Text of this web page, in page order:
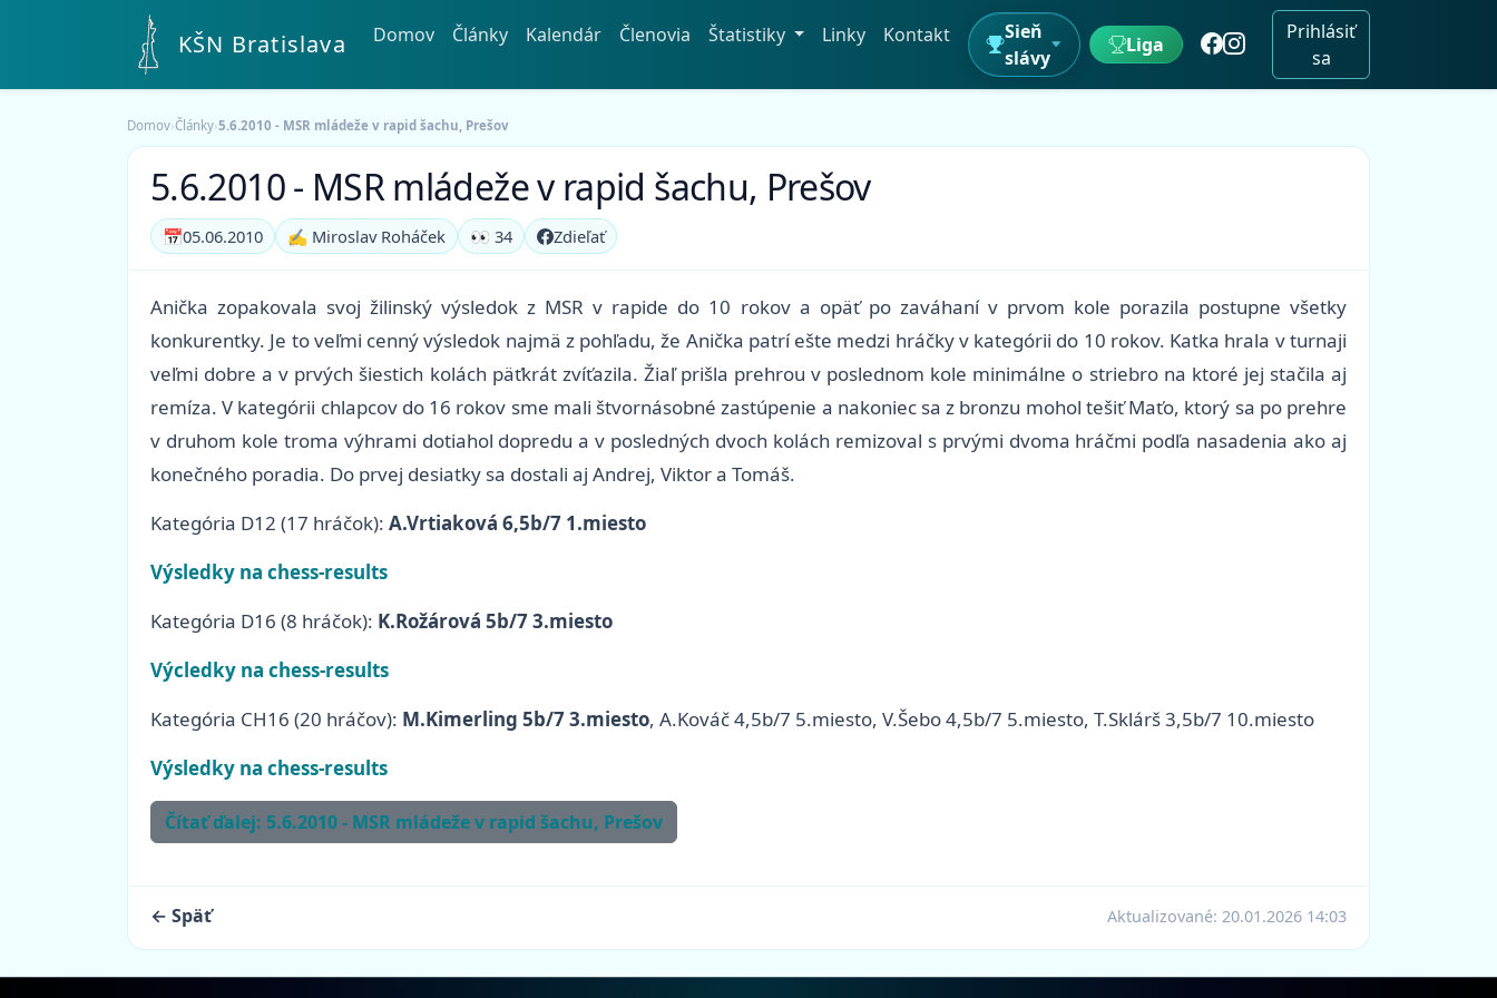
KŠN Bratislava Domov Články Kalendár Členovia Štatistiky Linky Kontakt
Sieň
slávy
Liga
Prihlásiť
sa
Domov›Články›5.6.2010 - MSR mládeže v rapid šachu, Prešov
5.6.2010 - MSR mládeže v rapid šachu, Prešov
📅05.06.2010 ✍️ Miroslav Roháček 👀 34 Zdieľať
Anička zopakovala svoj žilinský výsledok z MSR v rapide do 10 rokov a opäť po zaváhaní v prvom kole porazila postupne všetky
konkurentky. Je to veľmi cenný výsledok najmä z pohľadu, že Anička patrí ešte medzi hráčky v kategórii do 10 rokov. Katka hrala v turnaji
veľmi dobre a v prvých šiestich kolách päťkrát zvíťazila. Žiaľ prišla prehrou v poslednom kole minimálne o striebro na ktoré jej stačila aj
remíza. V kategórii chlapcov do 16 rokov sme mali štvornásobné zastúpenie a nakoniec sa z bronzu mohol tešiť Maťo, ktorý sa po prehre
v druhom kole troma výhrami dotiahol dopredu a v posledných dvoch kolách remizoval s prvými dvoma hráčmi podľa nasadenia ako aj
konečného poradia. Do prvej desiatky sa dostali aj Andrej, Viktor a Tomáš.
Kategória D12 (17 hráčok): A.Vrtiaková 6,5b/7 1.miesto
Výsledky na chess-results
Kategória D16 (8 hráčok): K.Rožárová 5b/7 3.miesto
Výcledky na chess-results
Kategória CH16 (20 hráčov): M.Kimerling 5b/7 3.miesto, A.Kováč 4,5b/7 5.miesto, V.Šebo 4,5b/7 5.miesto, T.Sklárš 3,5b/7 10.miesto
Výsledky na chess-results
Čítať ďalej: 5.6.2010 - MSR mládeže v rapid šachu, Prešov
← Späť Aktualizované: 20.01.2026 14:03